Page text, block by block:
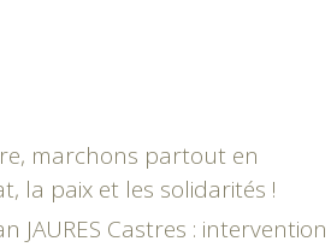
marchons partout en
la paix et les solidarités !
JAURES Castres : intervention